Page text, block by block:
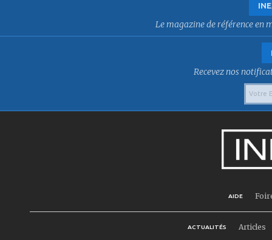
Le magazine de référence en
Recevez nos
AIDE
ACTUALITÉS Articles